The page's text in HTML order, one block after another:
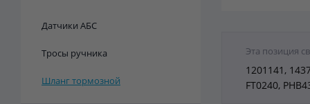
Датчики АБС
Тросы ручника
Шланг тормозной
Эта позиция
1201141,
FT0240,